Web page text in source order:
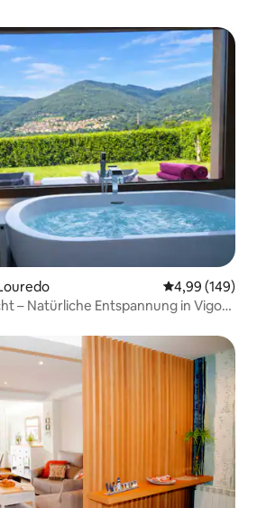
4,99 (149)
– Natürliche Entspannung in Vigo